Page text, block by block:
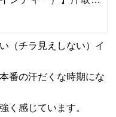
（チラ見えしない）イ
番の汗だくな時期にな
く感じています。